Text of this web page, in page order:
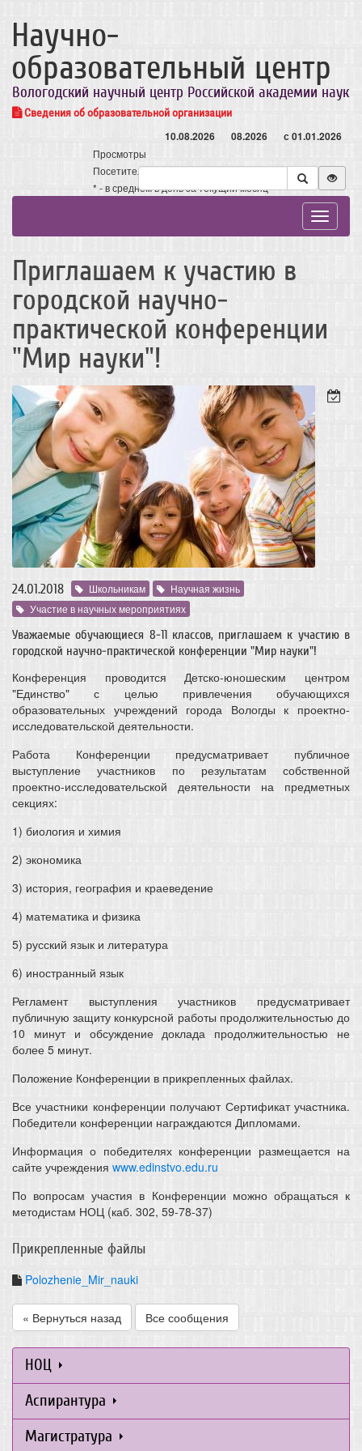
Научно-
образовательный центр
Вологодский научный центр Российской академии наук
Сведения об образовательной организации
10.08.2026 08.2026 с 01.01.2026
Просмотры
Посетители
* - в среднем в день за текущий месяц
Toggle
Приглашаем к участию в
городской научно-
практической конференции
"Мир науки"!
24.01.2018 Школьникам
Научная жизнь
Участие в научных мероприятиях
Уважаемые обучающиеся 8-11 классов, приглашаем к участию в
городской научно-практической конференции "Мир науки"!
Конференция проводится Детско-юношеским центром
"Единство" с целью привлечения обучающихся
образовательных учреждений города Вологды к проектно-
исследовательской деятельности.
Работа Конференции предусматривает публичное
выступление участников по результатам собственной
проектно-исследовательской деятельности на предметных
секциях:
1) биология и химия
2) экономика
3) история, география и краеведение
4) математика и физика
5) русский язык и литература
6) иностранный язык
Регламент выступления участников предусматривает
публичную защиту конкурсной работы продолжительностью до
10 минут и обсуждение доклада продолжительностью не
более 5 минут.
Положение Конференции в прикрепленных файлах.
Все участники конференции получают Сертификат участника.
Победители конференции награждаются Дипломами.
Информация о победителях конференции размещается на
сайте учреждения www.edinstvo.edu.ru
По вопросам участия в Конференции можно обращаться к
методистам НОЦ (каб. 302, 59-78-37)
Прикрепленные файлы
Polozhenie_Mir_nauki
« Вернуться назад Все сообщения
НОЦ
Аспирантура
Магистратура